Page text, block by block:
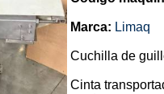
Marca: Limaq
Cuchilla de
Cinta